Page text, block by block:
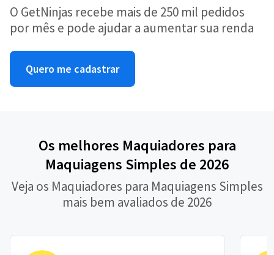
O GetNinjas recebe mais de 250 mil pedidos
por mês e pode ajudar a aumentar sua renda
Quero me cadastrar
Os melhores Maquiadores para
Maquiagens Simples de 2026
Veja os Maquiadores para Maquiagens Simples
mais bem avaliados de 2026